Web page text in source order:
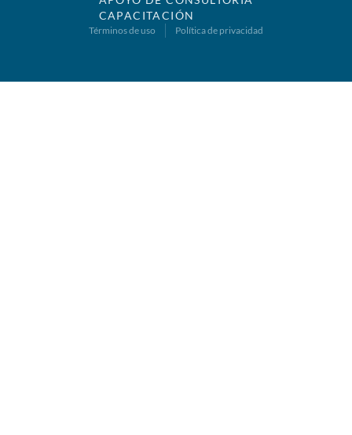
CAPACITACIÓN
Términos de uso Política de privacidad